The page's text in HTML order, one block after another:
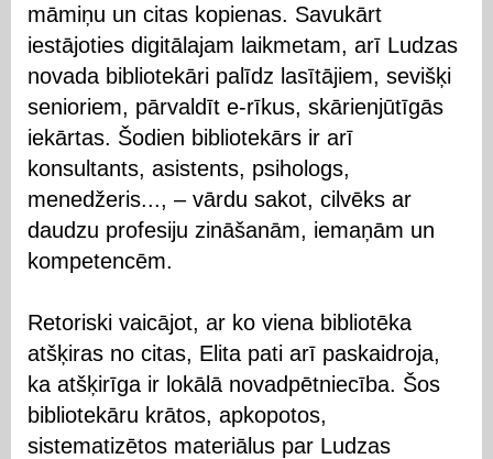
māmiņu un citas kopienas. Savukārt
iestājoties digitālajam laikmetam, arī Ludzas
novada bibliotekāri palīdz lasītājiem, sevišķi
senioriem, pārvaldīt e-rīkus, skārienjūtīgās
iekārtas. Šodien bibliotekārs ir arī
konsultants, asistents, psihologs,
menedžeris..., – vārdu sakot, cilvēks ar
daudzu profesiju zināšanām, iemaņām un
kompetencēm.
Retoriski vaicājot, ar ko viena bibliotēka
atšķiras no citas, Elita pati arī paskaidroja,
ka atšķirīga ir lokālā novadpētniecība. Šos
bibliotekāru krātos, apkopotos,
sistematizētos materiālus par Ludzas